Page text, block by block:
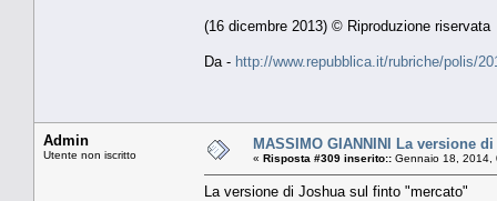
(16 dicembre 2013) © Riproduzione riservata
Da - http://www.repubblica.it/rubriche/polis/
Admin
Utente non iscritto
MASSIMO GIANNINI La versione
« Risposta #309 inserito:: Gennaio 18, 2014,
La versione di Joshua sul finto "mercato"